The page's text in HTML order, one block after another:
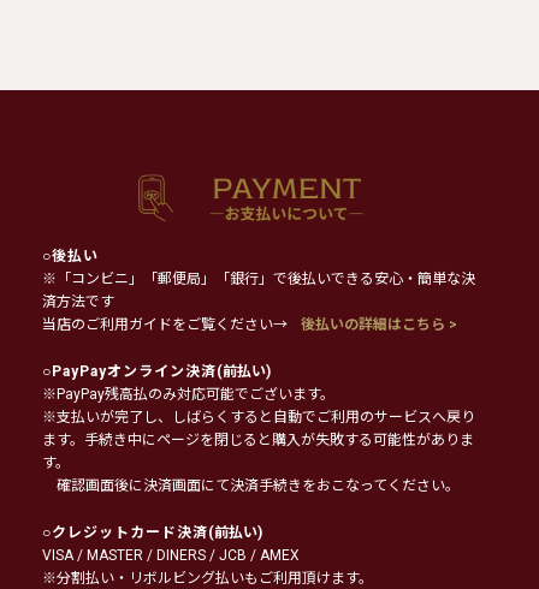
○後払い
※「コンビニ」「郵便局」「銀行」で後払いできる安心・簡単な決
済方法です
当店のご利用ガイドをご覧ください→
後払いの詳細はこちら >
○PayPayオンライン決済(前払い)
※PayPay残高払のみ対応可能でございます。
※支払いが完了し、しばらくすると自動でご利用のサービスへ戻り
ます。手続き中にページを閉じると購入が失敗する可能性がありま
す。
確認画面後に決済画面にて決済手続きをおこなってください。
○クレジットカード決済(前払い)
VISA / MASTER / DINERS / JCB / AMEX
※分割払い・リボルビング払いもご利用頂けます。